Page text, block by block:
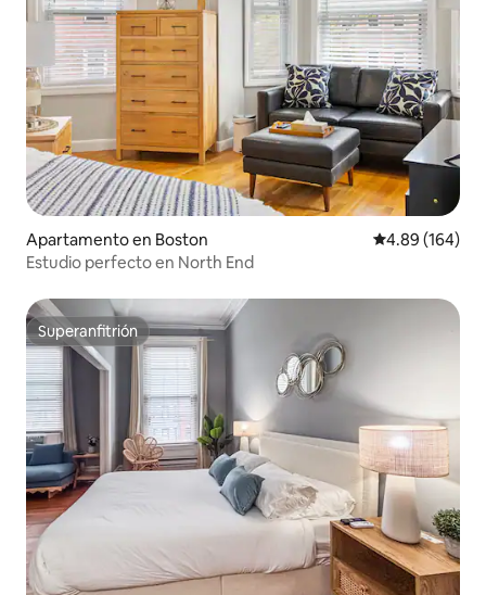
Apartamento en Boston Calificación
4.89 (164)
Estudio perfecto en North End
Superanfitrión
Superanfitrión